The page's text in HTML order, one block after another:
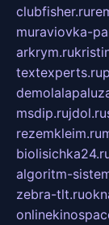
clubfisher.ru
muraviovka-
arkrym.ru
textexperts.ru
msdip.rujdol.ru
rezemkleim.ru
algoritm-
zebra-tlt.ru